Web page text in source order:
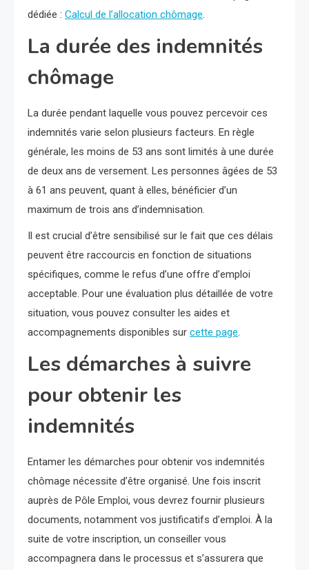
dédiée : Calcul de l’allocation chômage
La durée des indemnités
chômage
La durée pendant laquelle vous pouvez percevoir ces
indemnités varie selon plusieurs facteurs. En règle
générale, les moins de 53 ans sont limités à une durée
de deux ans de versement. Les personnes âgées de 53
à 61 ans peuvent, quant à elles, bénéficier d’un
maximum de trois ans d’indemnisation.
Il est crucial d’être sensibilisé sur le fait que ces délais
peuvent être raccourcis en fonction de situations
spécifiques, comme le refus d’une offre d’emploi
acceptable. Pour une évaluation plus détaillée de votre
situation, vous pouvez consulter les aides et
accompagnements disponibles sur cette page
Les démarches à suivre
pour obtenir les
indemnités
Entamer les démarches pour obtenir vos indemnités
chômage nécessite d’être organisé. Une fois inscrit
auprès de Pôle Emploi, vous devrez fournir plusieurs
documents, notamment vos justificatifs d’emploi. À la
suite de votre inscription, un conseiller vous
accompagnera dans le processus et s’assurera que